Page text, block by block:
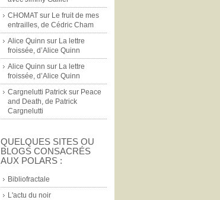
CHOMAT sur Le fruit de mes
entrailles, de Cédric Cham
Alice Quinn sur La lettre
froissée, d’Alice Quinn
Alice Quinn sur La lettre
froissée, d’Alice Quinn
Cargnelutti Patrick sur Peace
and Death, de Patrick
Cargnelutti
QUELQUES SITES OU
BLOGS CONSACRÉS
AUX POLARS :
Bibliofractale
L'actu du noir